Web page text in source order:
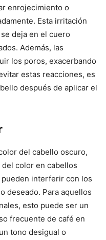
enrojecimiento o
Esta irritación
deja en el cuero
Además, las
los poros, exacerbando
estas reacciones, es
después de aplicar el
del cabello oscuro,
color en cabellos
interferir con los
deseado. Para aquellos
esto puede ser un
frecuente de café en
tono desigual o